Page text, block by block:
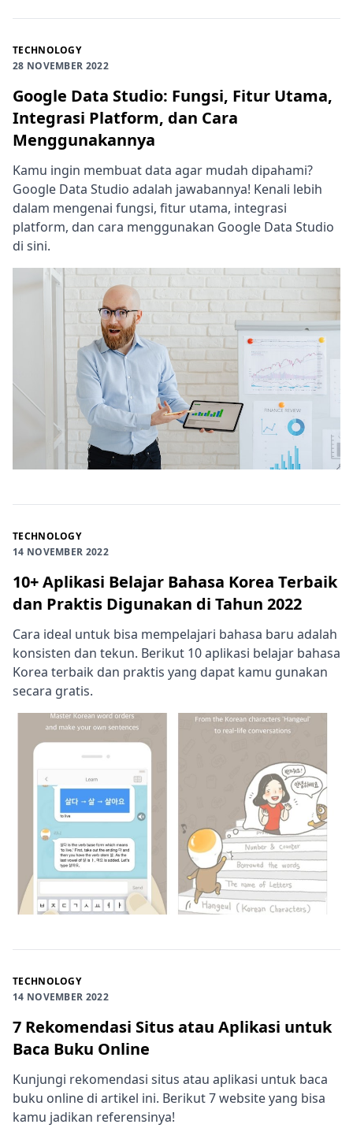
TECHNOLOGY
28 NOVEMBER 2022
Google Data Studio: Fungsi, Fitur Utama,
Integrasi Platform, dan Cara
Menggunakannya
Kamu ingin membuat data agar mudah dipahami?
Google Data Studio adalah jawabannya! Kenali lebih
dalam mengenai fungsi, fitur utama, integrasi
platform, dan cara menggunakan Google Data Studio
di sini.
TECHNOLOGY
14 NOVEMBER 2022
10+ Aplikasi Belajar Bahasa Korea Terbaik
dan Praktis Digunakan di Tahun 2022
Cara ideal untuk bisa mempelajari bahasa baru adalah
konsisten dan tekun. Berikut 10 aplikasi belajar bahasa
Korea terbaik dan praktis yang dapat kamu gunakan
secara gratis.
TECHNOLOGY
14 NOVEMBER 2022
7 Rekomendasi Situs atau Aplikasi untuk
Baca Buku Online
Kunjungi rekomendasi situs atau aplikasi untuk baca
buku online di artikel ini. Berikut 7 website yang bisa
kamu jadikan referensinya!